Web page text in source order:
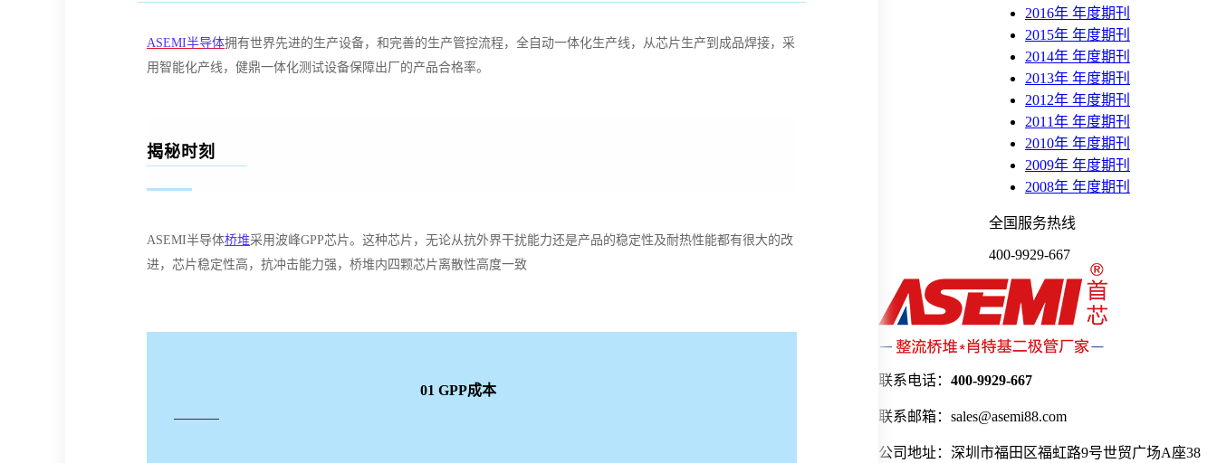
ASEMI半导体拥有世界先进的生产设备，和完善的生产管控流程，全自动一体化生产线，从芯片生产到成品焊接，采
用智能化产线，健鼎一体化测试设备保障出厂的产品合格率。
揭秘时刻
ASEMI半导体桥堆采用波峰GPP芯片。这种芯片，无论从抗外界干扰能力还是产品的稳定性及耐热性能都有很大的改
进，芯片稳定性高，抗冲击能力强，桥堆内四颗芯片离散性高度一致
01 GPP成本
2016年 年度期刊
2015年 年度期刊
2014年 年度期刊
2013年 年度期刊
2012年 年度期刊
2011年 年度期刊
2010年 年度期刊
2009年 年度期刊
2008年 年度期刊
全国服务热线
400-9929-667
联系电话： 400-9929-667
联系邮箱：sales@asemi88.com
公司地址：深圳市福田区福虹路9号世贸广场A座38